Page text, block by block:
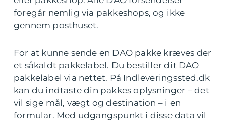
foregår nemlig via pakkeshops, og ikke
gennem posthuset.
For at kunne sende en DAO pakke kræves der
et såkaldt pakkelabel. Du bestiller dit DAO
pakkelabel via nettet. På Indleveringssted.dk
kan du indtaste din pakkes oplysninger – det
vil sige mål, vægt og destination – i en
formular. Med udgangspunkt i disse data vil